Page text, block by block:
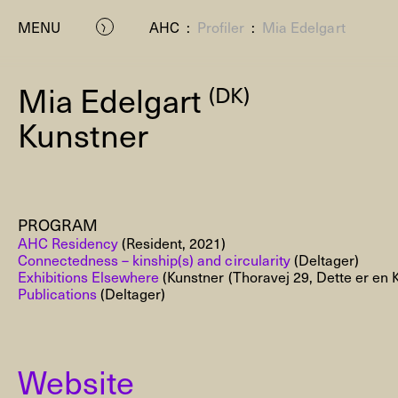
MENU AHC : Profiler : Mia Edelgart
Mia Edelgart (DK)
Kunstner
PROGRAM
AHC Residency(Resident, 2021)
Connectedness – kinship(s) and circularity(Deltager)
Exhibitions Elsewhere (Kunstner (Thoravej 29, Dette er en
Publications(Deltager)
Website